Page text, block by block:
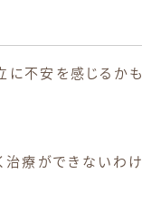
に不安を感じるかも
治療ができないわけ